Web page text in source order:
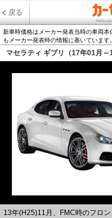
戻る
新車時価格はメーカー発表当時の車両
もメーカー発表時の情報に基いています。
マセラティ ギブリ（17年01月
13年(H25)11月、FMC時のフロ